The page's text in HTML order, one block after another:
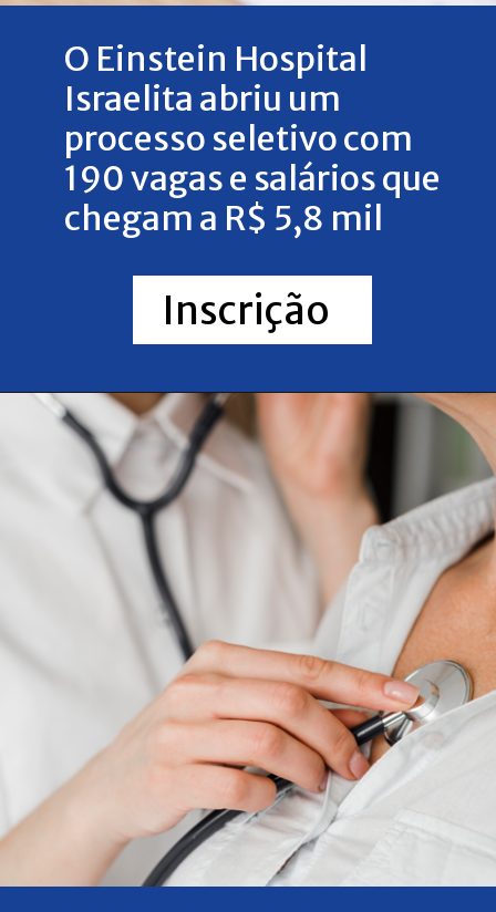
O Einstein Hospital
Israelita abriu um
processo seletivo com
190 vagas e salários que
chegam a R$ 5,8 mil
Inscrição